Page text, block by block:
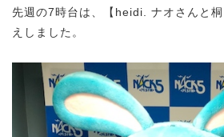
先週の7時台は、【heidi. ナオさんと
えしました。